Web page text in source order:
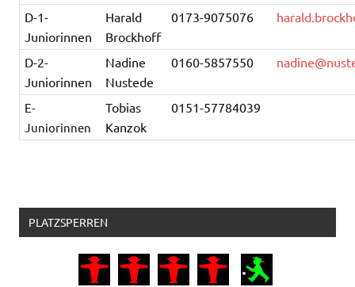
D-1-
Juniorinnen
Harald
Brockhoff
0173-9075076
D-2-
Juniorinnen
Nadine
Nustede
0160-5857550
E-
Juniorinnen
Tobias
Kanzok
0151-57784039
PLATZSPERREN